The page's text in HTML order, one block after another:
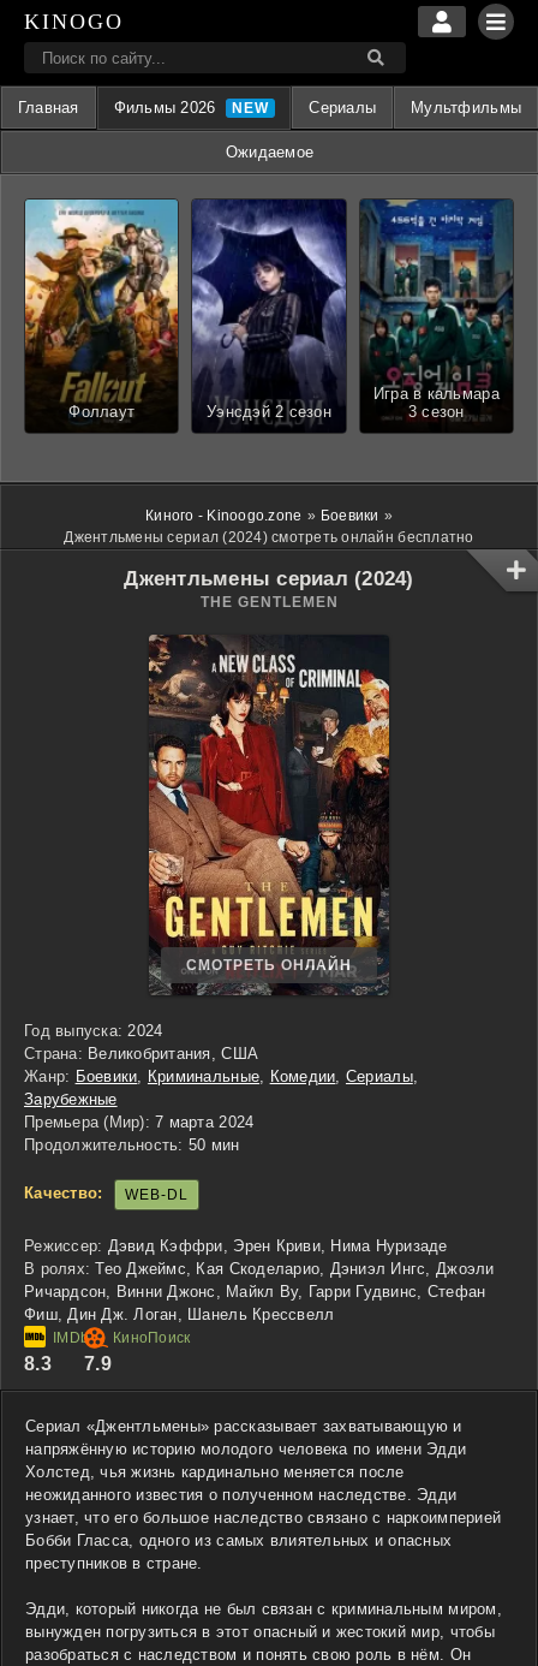
KINOGO
Главная Фильмы 2026 Сериалы Мультфильмы
Ожидаемое
Фоллаут Уэнсдэй 2 сезон
Игра в кальмара
3 сезон
Киного - Kinoogo.zone » Боевики »
Джентльмены сериал (2024) смотреть онлайн бесплатно
Джентльмены сериал (2024)
THE GENTLEMEN
СМОТРЕТЬ ОНЛАЙН
Год выпуска: 2024
Страна: Великобритания, США
Жанр: Боевики Криминальные Комедии Сериалы,
Зарубежные
Премьера (Мир): 7 марта 2024
Продолжительность: 50 мин
Качество: WEB-DL
Режиссер: Дэвид Кэффри, Эрен Криви, Нима Нуризаде
В ролях: Тео Джеймс, Кая Скоделарио, Дэниэл Ингс, Джоэли
Ричардсон, Винни Джонс, Майкл Ву, Гарри Гудвинс, Стефан
Фиш, Дин Дж. Логан, Шанель Крессвелл
8.3 7.9
Сериал «Джентльмены» рассказывает захватывающую и
напряжённую историю молодого человека по имени Эдди
Холстед, чья жизнь кардинально меняется после
неожиданного известия о полученном наследстве. Эдди
узнает, что его большое наследство связано с наркоимперией
Бобби Гласса, одного из самых влиятельных и опасных
преступников в стране.
Эдди, который никогда не был связан с криминальным миром,
вынужден погрузиться в этот опасный и жестокий мир, чтобы
разобраться с наследством и понять свою роль в нём. Он